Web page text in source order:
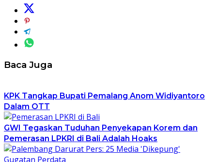
Baca Juga
KPK Tangkap Bupati Pemalang Anom Widiyantoro
Dalam OTT
GWI Tegaskan Tuduhan Penyekapan Korem dan
Pemerasan LPKRI di Bali Adalah Hoaks